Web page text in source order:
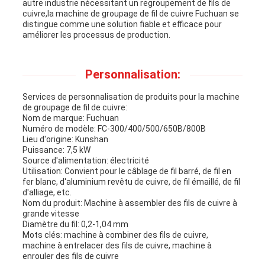
autre industrie nécessitant un regroupement de fils de
cuivre,la machine de groupage de fil de cuivre Fuchuan se
distingue comme une solution fiable et efficace pour
améliorer les processus de production.
Personnalisation:
Services de personnalisation de produits pour la machine
de groupage de fil de cuivre:
Nom de marque: Fuchuan
Numéro de modèle: FC-300/400/500/650B/800B
Lieu d'origine: Kunshan
Puissance: 7,5 kW
Source d'alimentation: électricité
Utilisation: Convient pour le câblage de fil barré, de fil en
fer blanc, d'aluminium revêtu de cuivre, de fil émaillé, de fil
d'alliage, etc.
Nom du produit: Machine à assembler des fils de cuivre à
grande vitesse
Diamètre du fil: 0,2-1,04 mm
Mots clés: machine à combiner des fils de cuivre,
machine à entrelacer des fils de cuivre, machine à
enrouler des fils de cuivre